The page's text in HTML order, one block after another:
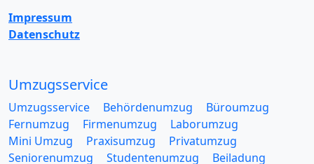
Impressum
Datenschutz
Umzugsservice
Umzugsservice Behördenumzug
Büroumzug
Fernumzug
Firmenumzug
Laborumzug
Mini Umzug
Praxisumzug
Privatumzug
Seniorenumzug
Studentenumzug
Beiladung